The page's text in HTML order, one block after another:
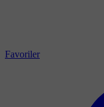
Favoriler